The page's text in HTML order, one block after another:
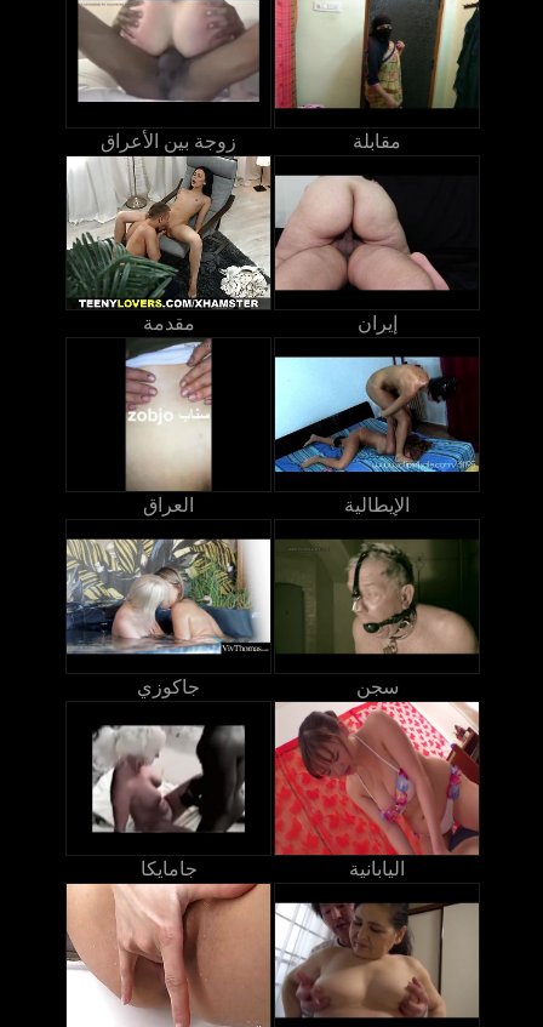
زوجة بين الأعراق مقابلة
مقدمة إيران
العراق الإيطالية
جاكوزي سجن
جامايكا اليابانية